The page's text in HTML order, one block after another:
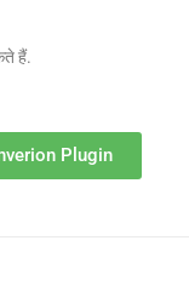
हैं.
Plugin